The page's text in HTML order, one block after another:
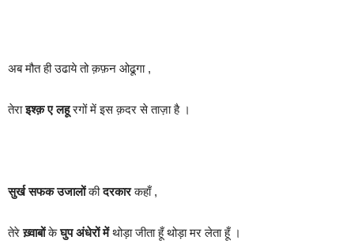
अब मौत ही उढाये तो क़फ़न ओढूगा ,
तेराइश्क़ ए लहूरगों में इस क़दर से ताज़ा है ।
सुर्ख सफक उजालोंकीदरकारकहाँ ,
तेरेख़्वाबोंकेघुप अंधेरों मेंथोड़ा जीता हूँ थोड़ा मर लेता हूँ ।